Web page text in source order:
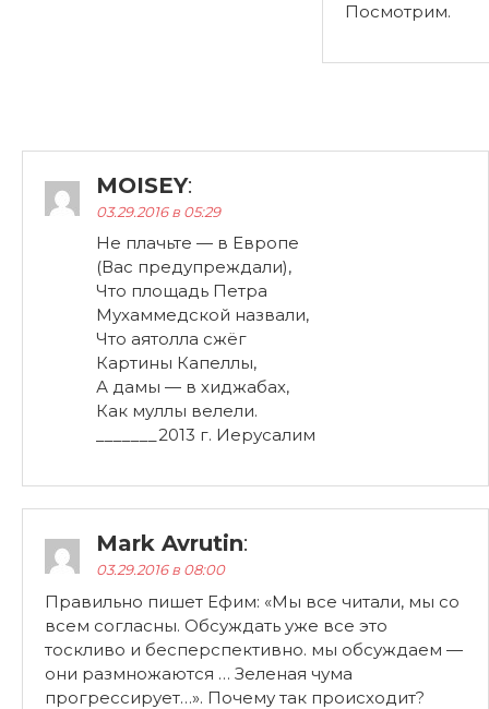
Посмотрим.
MOISEY:
03.29.2016 в 05:29
Не плачьте — в Европе
(Вас предупреждали),
Что площадь Петра
Мухаммедской назвали,
Что аятолла сжёг
Картины Капеллы,
А дамы — в хиджабах,
Как муллы велели.
_______2013 г. Иерусалим
Mark Avrutin:
03.29.2016 в 08:00
Правильно пишет Ефим: «Мы все читали, мы со
всем согласны. Обсуждать уже все это
тоскливо и бесперспективно. мы обсуждаем —
они размножаются … Зеленая чума
прогрессирует…». Почему так происходит?